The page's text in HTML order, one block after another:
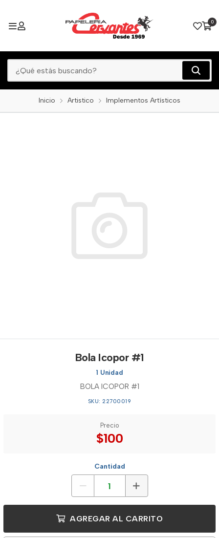
0
Inicio Artistico Implementos Artísticos
Bola Icopor #1
1 Unidad
BOLA ICOPOR #1
SKU: 22700019
Precio
$100
Cantidad
AGREGAR AL CARRITO